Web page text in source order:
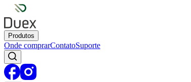
Produtos
Onde comprarContatoSuporte